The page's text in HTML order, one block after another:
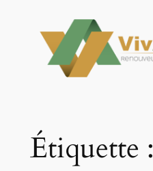
contenu
Étiquette :